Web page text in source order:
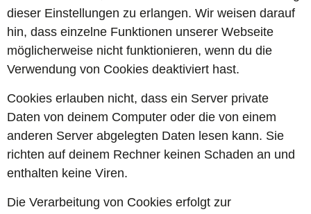
dieser Einstellungen zu erlangen. Wir weisen darauf
hin, dass einzelne Funktionen unserer Webseite
möglicherweise nicht funktionieren, wenn du die
Verwendung von Cookies deaktiviert hast.
Cookies erlauben nicht, dass ein Server private
Daten von deinem Computer oder die von einem
anderen Server abgelegten Daten lesen kann. Sie
richten auf deinem Rechner keinen Schaden an und
enthalten keine Viren.
Die Verarbeitung von Cookies erfolgt zur